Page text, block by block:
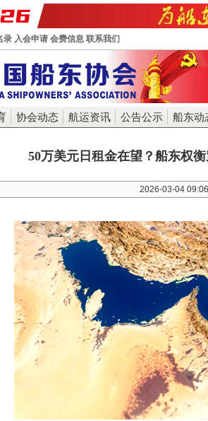
录 入会申请 会费信息 联系我们
协会动态 航运资讯 公告公示 船东动
50万美元日租金在望？船东权
2026-03-04